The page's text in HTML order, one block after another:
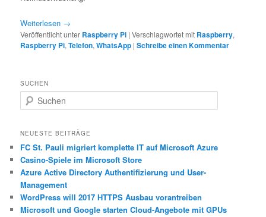
Weiterlesen →
Veröffentlicht unter Raspberry Pi |Verschlagwortet mit Raspberry,
Raspberry Pi,Telefon,WhatsApp |Schreibe einen Kommentar
SUCHEN
u
h
n
NEUESTE BEITRÄGE
FC St. Pauli migriert komplette IT auf Microsoft Azure
Casino-Spiele im Microsoft Store
Azure Active Directory Authentifizierung und User-
Management
WordPress will 2017 HTTPS Ausbau vorantreiben
Microsoft und Google starten Cloud-Angebote mit GPUs